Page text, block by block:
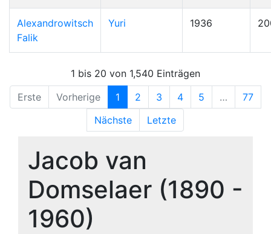
Alexandrowitsch
Falik
Yuri 1936
1 bis 20 von 1,540 Einträgen
Erste
Vorherige 1 2 3 4 5 …
77
Nächste
Letzte
Jacob van
Domselaer (1890 -
1960)